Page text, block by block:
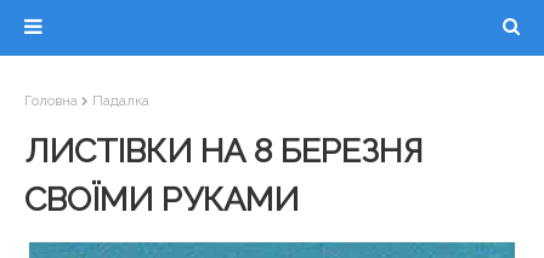
Головна Падалка
ЛИСТІВКИ НА 8 БЕРЕЗНЯ
СВОЇМИ РУКАМИ